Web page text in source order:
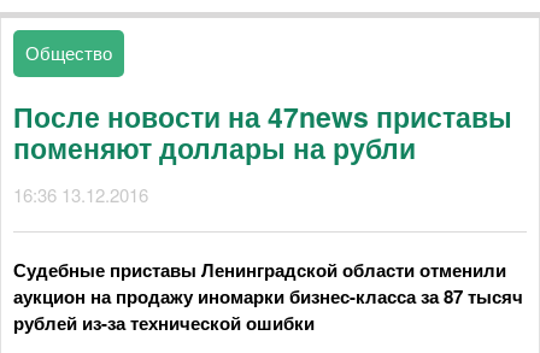
Общество
После новости на 47news приставы
поменяют доллары на рубли
16:36 13.12.2016
Судебные приставы Ленинградской области отменили
аукцион на продажу иномарки бизнес-класса за 87 тысяч
рублей из-за технической ошибки